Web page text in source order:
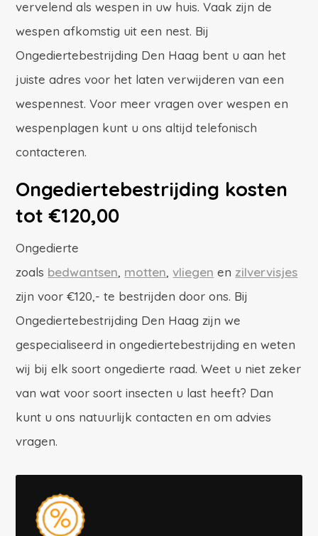
vervelend als wespen in uw huis. Vaak zijn de
wespen afkomstig uit een nest. Bij
Ongediertebestrijding Den Haag bent u aan het
juiste adres voor het laten verwijderen van een
wespennest. Voor meer vragen over wespen en
wespenplagen kunt u ons altijd telefonisch
contacteren.
Ongediertebestrijding kosten
tot €120,00
Ongedierte
zoals bedwantsen, motten, vliegen en zilvervisjes
zijn voor €120,- te bestrijden door ons. Bij
Ongediertebestrijding Den Haag zijn we
gespecialiseerd in ongediertebestrijding en weten
wij bij elk soort ongedierte raad. Weet u niet zeker
van wat voor soort insecten u last heeft? Dan
kunt u ons natuurlijk contacten en om advies
vragen.